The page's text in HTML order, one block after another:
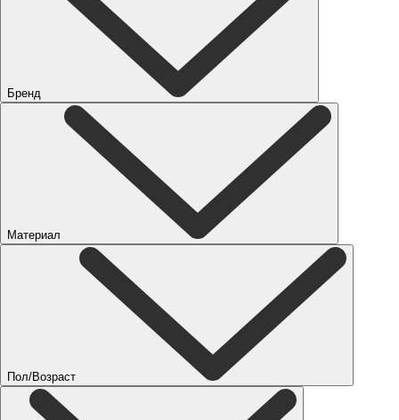
Бренд
Материал
Пол/Возраст